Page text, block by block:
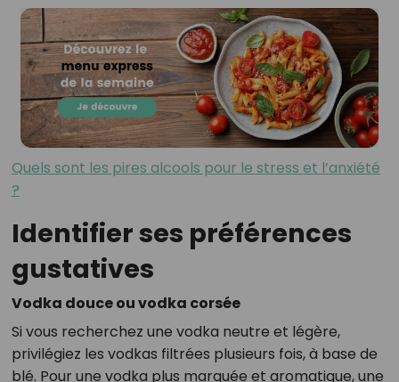
Quels sont les pires alcools pour le stress et l’anxiété
?
Identifier ses préférences
gustatives
Vodka douce ou vodka corsée
Si vous recherchez une vodka neutre et légère,
privilégiez les vodkas filtrées plusieurs fois, à base de
blé. Pour une vodka plus marquée et aromatique, une